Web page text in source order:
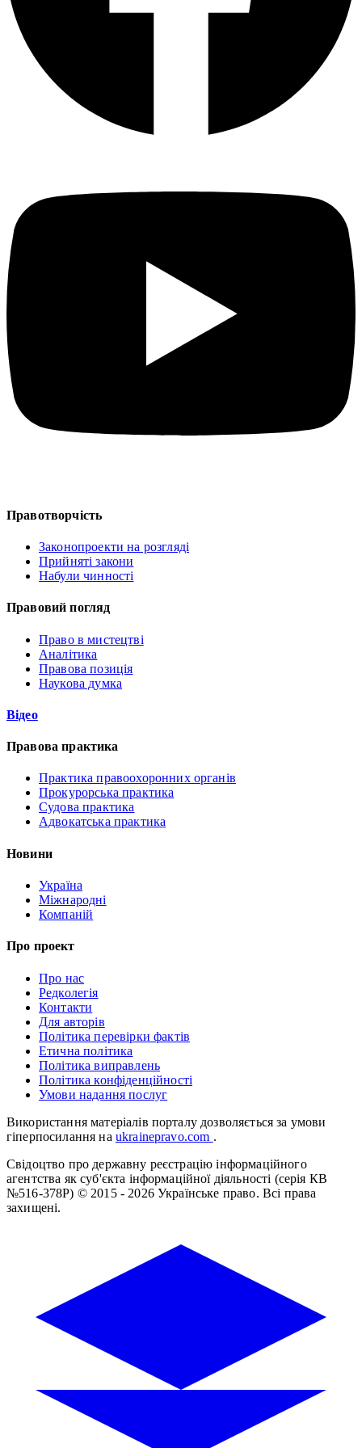
Правотворчість
Законопроекти на розгляді
Прийняті закони
Набули чинності
Правовий погляд
Право в мистецтві
Аналітика
Правова позиція
Наукова думка
Відео
Правова практика
Практика правоохоронних органів
Прокурорська практика
Судова практика
Адвокатська практика
Новини
Україна
Міжнародні
Компаній
Про проект
Про нас
Редколегія
Контакти
Для авторів
Політика перевірки фактів
Етична політика
Політика виправлень
Політика конфіденційності
Умови надання послуг
Використання матеріалів порталу дозволяється за умови
гіперпосилання на ukrainepravo.com .
Свідоцтво про державну реєстрацію інформаційного
агентства як суб'єкта інформаційної діяльності (серія КВ
№516-378Р) © 2015 - 2026 Українське право. Всі права
захищені.